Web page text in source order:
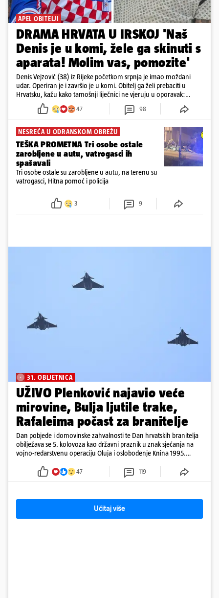
APEL OBITELJI
DRAMA HRVATA U IRSKOJ 'Naš
Denis je u komi, žele ga skinuti s
aparata! Molim vas, pomozite'
Denis Vejzović (38) iz Rijeke početkom srpnja je imao moždani
udar. Operiran je i završio je u komi. Obitelj ga želi prebaciti u
Hrvatsku, kažu kako tamošnji liječnici ne vjeruju u oporavak:
'Imamo 72 sata'
47 98
NESREĆA U ODRANSKOM OBREŽU
TEŠKA PROMETNA Tri osobe ostale
zarobljene u autu, vatrogasci ih
spašavali
Tri osobe ostale su zarobljene u autu, na terenu su
vatrogasci, Hitna pomoć i policija
3 9
31. OBLJETNICA
UŽIVO Plenković najavio veće
mirovine, Bulja ljutile trake,
Rafaleima počast za branitelje
Dan pobjede i domovinske zahvalnosti te Dan hrvatskih branitelja
obilježava se 5. kolovoza kao državni praznik u znak sjećanja na
vojno-redarstvenu operaciju Oluja i oslobođenje Knina 1995.
47 119
Učitaj više